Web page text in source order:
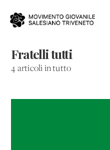
Fratelli tutti
4 articoli in tutto